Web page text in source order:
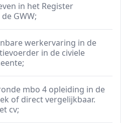
in het Register
GWW;
werkervaring in de
in de civiele
mbo 4 opleiding in de
of direct vergelijkbaar.
cv;